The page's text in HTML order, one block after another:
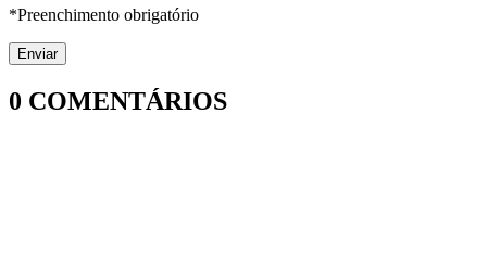
*Preenchimento obrigatório
0 COMENTÁRIOS